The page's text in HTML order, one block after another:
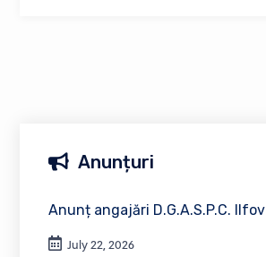
Anunțuri
Anunț angajări D.G.A.S.P.C. Ilfov
July 22, 2026